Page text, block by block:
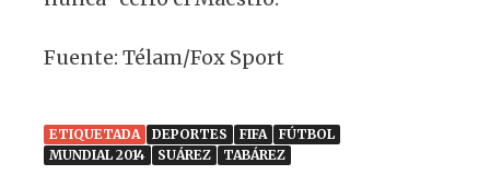
Fuente: Télam/Fox Sport
ETIQUETADA DEPORTES FIFA
FÚTBOL
MUNDIAL 2014
SUÁREZ TABÁREZ